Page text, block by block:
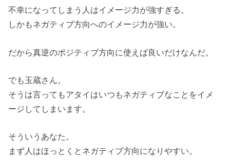
不幸になってしまう人はイメージ力が強すぎる。
しかもネガティブ方向へのイメージ力が強い。
だから真逆のポジティブ方向に使えば良いだけなんだ。
でも玉蔵さん。
そうは言ってもアタイはいつもネガティブなことをイメ
ージしてしまいます。
そういうあなた。
まず人はほっとくとネガティブ方向になりやすい。